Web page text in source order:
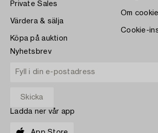
Private Sales
Värdera & sälja
Köpa på auktion
Om
Cookie-
Nyhetsbrev
Ladda ner vår app